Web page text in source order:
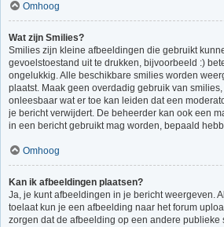
Omhoog
Wat zijn Smilies?
Smilies zijn kleine afbeeldingen die gebruikt
gevoelstoestand uit te drukken, bijvoorbeeld :)
ongelukkig. Alle beschikbare smilies worden
plaatst. Maak geen overdadig gebruik van
onleesbaar wat er toe kan leiden dat een
je bericht verwijdert. De beheerder kan ook een
in een bericht gebruikt mag worden, bepaald
Omhoog
Kan ik afbeeldingen plaatsen?
Ja, je kunt afbeeldingen in je bericht weergeven.
toelaat kun je een afbeelding naar het forum
zorgen dat de afbeelding op een andere publieke